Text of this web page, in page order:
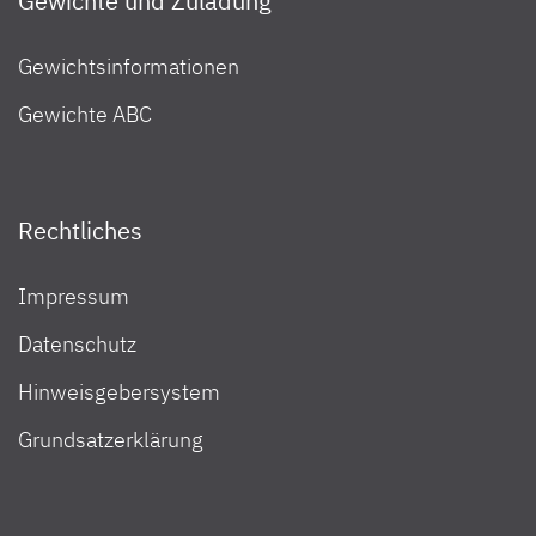
Gewichtsinformationen
Gewichte ABC
Rechtliches
Impressum
Datenschutz
Hinweisgebersystem
Grundsatzerklärung